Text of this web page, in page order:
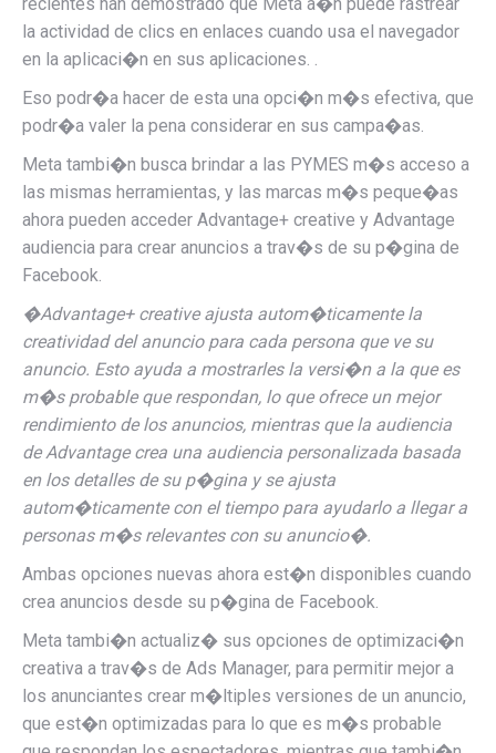
la actividad de clics en enlaces cuando usa el navegador
en la aplicaci�n en sus aplicaciones. .
Eso podr�a hacer de esta una opci�n m�s efectiva, que
podr�a valer la pena considerar en sus campa�as.
Meta tambi�n busca brindar a las PYMES m�s acceso a
las mismas herramientas, y las marcas m�s peque�as
ahora pueden acceder Advantage+ creative y Advantage
audiencia para crear anuncios a trav�s de su p�gina de
Facebook.
�Advantage+ creative ajusta autom�ticamente la
creatividad del anuncio para cada persona que ve su
anuncio. Esto ayuda a mostrarles la versi�n a la que es
m�s probable que respondan, lo que ofrece un mejor
rendimiento de los anuncios, mientras que la audiencia
de Advantage crea una audiencia personalizada basada
en los detalles de su p�gina y se ajusta
autom�ticamente con el tiempo para ayudarlo a llegar a
personas m�s relevantes con su anuncio�.
Ambas opciones nuevas ahora est�n disponibles cuando
crea anuncios desde su p�gina de Facebook.
Meta tambi�n actualiz� sus opciones de optimizaci�n
creativa a trav�s de Ads Manager, para permitir mejor a
los anunciantes crear m�ltiples versiones de un anuncio,
que est�n optimizadas para lo que es m�s probable